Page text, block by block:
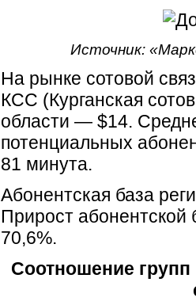
Источник:
На рынке сотовой
КСС (Курганская
области — $14.
потенциальных
81 минута.
Абонентская база
Прирост абонентской
70,6%.
Соотношение